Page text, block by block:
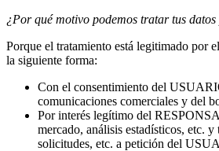
¿Por qué motivo podemos tratar tus datos
Porque el tratamiento está legitimado por
la siguiente forma:
Con el consentimiento del
comunicaciones comerciales y del
Por interés legítimo del
mercado, análisis estadísticos, etc. y
solicitudes, etc. a petición del